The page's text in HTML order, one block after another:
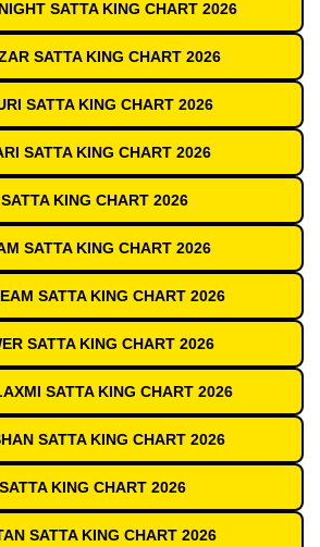
SATTA KING CHART 2026
SATTA KING CHART 2026
SATTA KING CHART 2026
SATTA KING CHART 2026
KING CHART 2026
SATTA KING CHART 2026
SATTA KING CHART 2026
SATTA KING CHART 2026
SATTA KING CHART 2026
SATTA KING CHART 2026
KING CHART 2026
SATTA KING CHART 2026